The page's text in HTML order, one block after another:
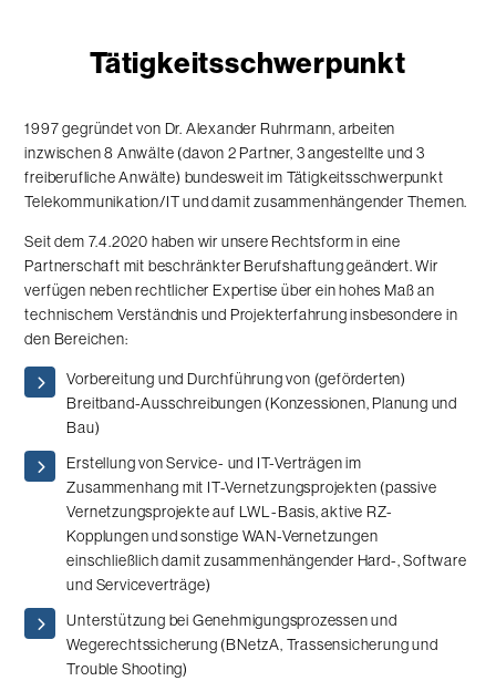
Tätigkeitsschwerpunkt
1997 gegründet von Dr. Alexander Ruhrmann, arbeiten
inzwischen 8 Anwälte (davon 2 Partner, 3 angestellte und 3
freiberufliche Anwälte) bundesweit im Tätigkeitsschwerpunkt
Telekommunikation/IT und damit zusammenhängender Themen.
Seit dem 7.4.2020 haben wir unsere Rechtsform in eine
Partnerschaft mit beschränkter Berufshaftung geändert. Wir
verfügen neben rechtlicher Expertise über ein hohes Maß an
technischem Verständnis und Projekterfahrung insbesondere in
den Bereichen:
Vorbereitung und Durchführung von (geförderten)
Breitband-Ausschreibungen (Konzessionen, Planung und
Bau)
Erstellung von Service- und IT-Verträgen im
Zusammenhang mit IT-Vernetzungsprojekten (passive
Vernetzungsprojekte auf LWL-Basis, aktive RZ-
Kopplungen und sonstige WAN-Vernetzungen
einschließlich damit zusammenhängender Hard-, Software
und Serviceverträge)
Unterstützung bei Genehmigungsprozessen und
Wegerechtssicherung (BNetzA, Trassensicherung und
Trouble Shooting)